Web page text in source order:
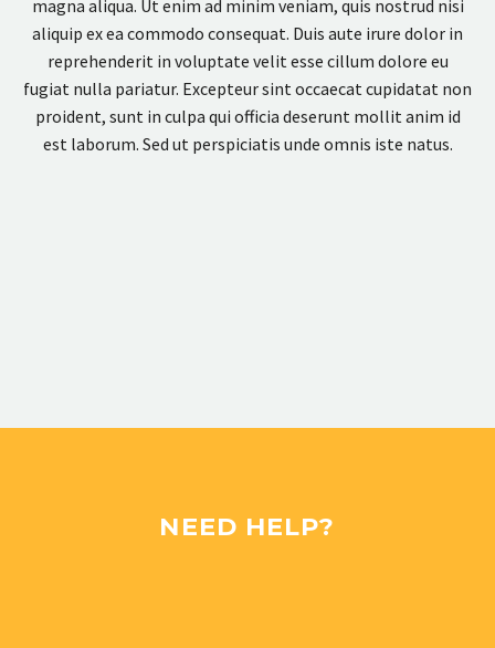
magna aliqua. Ut enim ad minim veniam, quis nostrud nisi
aliquip ex ea commodo consequat. Duis aute irure dolor in
reprehenderit in voluptate velit esse cillum dolore eu
fugiat nulla pariatur. Excepteur sint occaecat cupidatat non
proident, sunt in culpa qui officia deserunt mollit anim id
est laborum. Sed ut perspiciatis unde omnis iste natus.
NEED HELP?